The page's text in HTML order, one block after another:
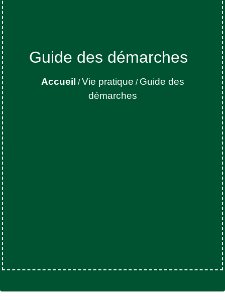
Guide des démarches
Accueil /Vie pratique / Guide des
démarches